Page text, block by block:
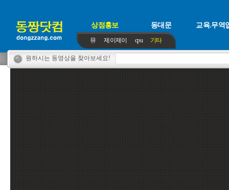
상점홍보 동대문 교육.무역
뮤 제이제이 cpu 기타
원하시는 동영상을 찾아보세요!